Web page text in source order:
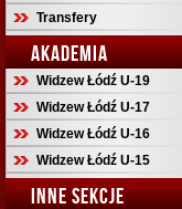
Transfery
AKADEMIA
Widzew Łódź U-19
Widzew Łódź U-17
Widzew Łódź U-16
Widzew Łódź U-15
INNE SEKCJE